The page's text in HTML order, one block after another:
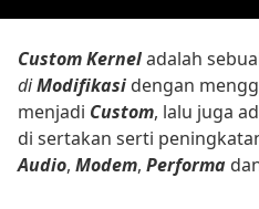
Custom Kerneladalah
diModifikasi dengan
menjadi Custom, lalu juga
di sertakan serti
Audio, Modem, Performa